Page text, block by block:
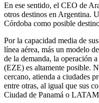
En ese sentido, el CEO de
otros destinos en Argentina.
Córdoba como posible
Por la capacidad media de
línea aérea, más un modelo
de la demanda, la operación
(EZE) es altamente posible.
cercano, atienda a ciudades
entre otras, al igual que sus
Ciudad de Panamá o